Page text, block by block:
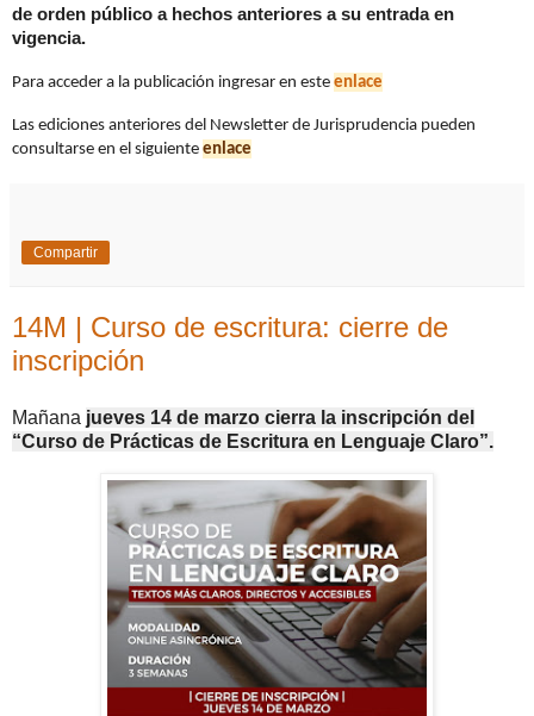
de orden público a hechos anteriores a su entrada en
vigencia.
Para acceder a la publicación ingresar en esteenlace
Las ediciones anteriores del Newsletter de Jurisprudencia pueden
consultarse en el siguienteenlace
Compartir
14M | Curso de escritura: cierre de
inscripción
Mañana jueves 14 de marzo cierra la inscripción del
“Curso de Prácticas de Escritura en Lenguaje Claro”.